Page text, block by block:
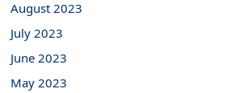
August 2023
July 2023
June 2023
May 2023